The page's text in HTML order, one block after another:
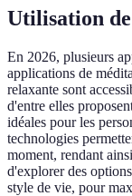
Utilisation
En 2026, plusieurs
applications de
relaxante sont
d'entre elles
idéales pour les
technologies
moment, rendant
d'explorer des
style de vie, pour